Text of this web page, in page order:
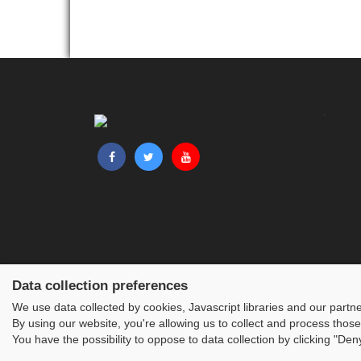
Data collection preferences
We use data collected by cookies, Javascript libraries and our
By using our website, you're allowing us to collect and process
You have the possibility to oppose to data collection by clicking